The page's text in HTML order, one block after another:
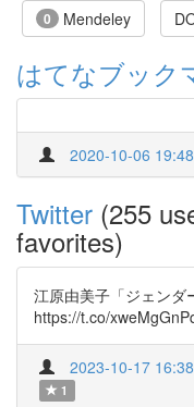
0 Mendeley
はてなブック
2020-10-06
Twitter (255
favorites)
江原由美子「ジェンダ
https://t.co/
2023-10-17
1